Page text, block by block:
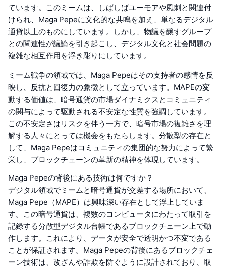
ています。このミームは、しばしばユーモアや風刺と関連付
けられ、Maga Pepeに文化的な共鳴を加え、単なるデジタル
通貨以上のものにしています。しかし、物議を醸すグループ
との関連性が議論を引き起こし、デジタル文化と社会問題の
複雑な相互作用を浮き彫りにしています。
ミーム戦争の領域では、Maga Pepeはその支持者の感情を反
映し、反抗と回復力の象徴として立っています。MAPEの変
動する価値は、暗号通貨の市場ダイナミクスとコミュニティ
の関与によって駆動される不安定な性質を強調しています。
この不安定さはリスクを伴う一方で、暗号市場の複雑さを理
解する人々にとっては機会をもたらします。分散型の存在と
して、Maga Pepeはコミュニティの集団的な努力によって繁
栄し、ブロックチェーンの革新の精神を体現しています。
Maga Pepeの背後にある技術は何ですか？
デジタル領域でミームと暗号通貨が交差する場所において、
Maga Pepe（MAPE）は興味深い存在として浮上していま
す。この暗号通貨は、複数のコンピュータにわたって取引を
記録する分散型デジタル台帳であるブロックチェーン上で動
作します。これにより、データが安全で透明かつ不変である
ことが保証されます。Maga Pepeの背後にあるブロックチェ
ーン技術は、改ざんや詐欺を防ぐように設計されており、取